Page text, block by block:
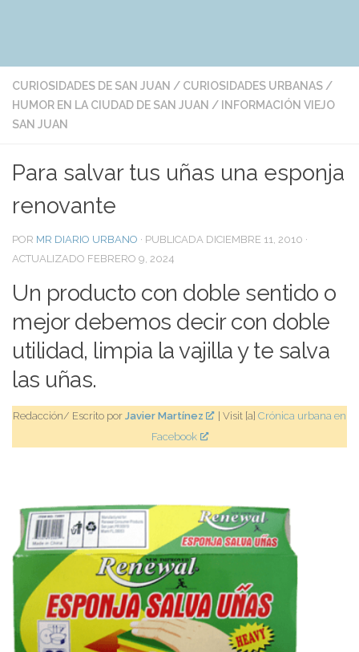
CURIOSIDADES DE SAN JUAN / CURIOSIDADES URBANAS /
HUMOR EN LA CIUDAD DE SAN JUAN / INFORMACIÓN VIEJO
SAN JUAN
Para salvar tus uñas una esponja
renovante
POR MR DIARIO URBANO · PUBLICADA DICIEMBRE 11, 2010 ·
ACTUALIZADO FEBRERO 9, 2024
Un producto con doble sentido o
mejor debemos decir con doble
utilidad, limpia la vajilla y te salva
las uñas.
Redacción/ Escrito por Javier Martínez | Visit [a]Crónica urbana en
Facebook